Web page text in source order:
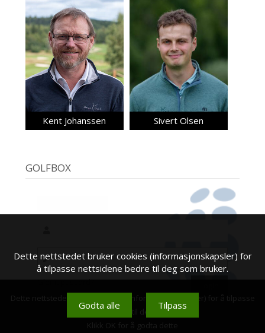
Kent Johanssen Sivert Olsen
GOLFBOX
Glemt passord?
Dette nettstedet bruker cookies (informasjonskapsler) for
å tilpasse nettsidene bedre til deg som bruker.
Godta alle Tilpass
Dette nettstedet bruker cookies (informasjonskapsler) for å tilpasse
nettsidene bedre til deg som bruker.